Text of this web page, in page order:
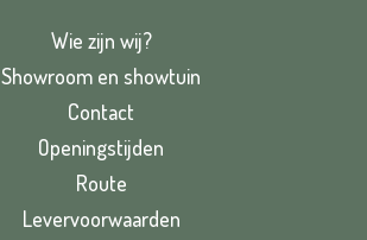
Wie zijn wij?
Showroom en showtuin
Contact
Openingstijden
Route
Levervoorwaarden